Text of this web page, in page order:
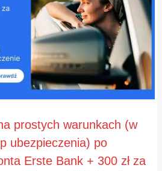
prostych warunkach (w
ubezpieczenia) po
Erste Bank + 300 zł za